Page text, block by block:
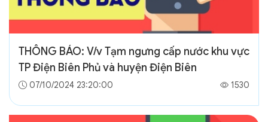
THÔNG BÁO: V/v Tạm ngưng cấp nước khu vực
TP Điện Biên Phủ và huyện Điện Biên
07/10/2024 23:20:00 1530